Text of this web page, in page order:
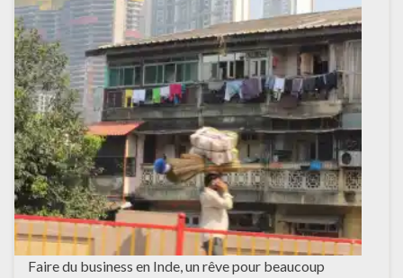
Faire du business en Inde, un rêve pour beaucoup